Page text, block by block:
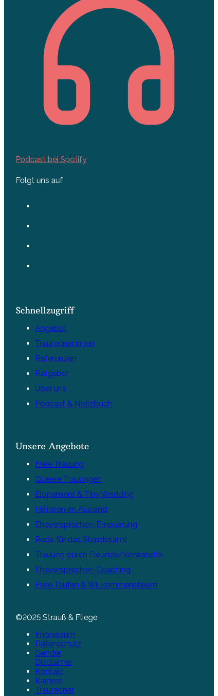
Podcast bei Spotify
Folgt uns auf
Schnellzugriff
Angebot
Trauredner:innen
Referenzen
Ratgeber
Über uns
Podcast & Notizbuch
Unsere Angebote
Freie Trauung
Queere Trauungen
Elopement & Tiny Wedding
Heiraten im Ausland
Eheversprechen-Erneuerung
Rede für das Standesamt
Trauung durch Freunde/Verwandte
Eheversprechen-Coaching
Freie Taufen & Willkommensfeiern
©2025 Strauß & Fliege
Impressum
Datenschutz
Gender
Disclaimer
Kontakt
Karriere
Trauredner